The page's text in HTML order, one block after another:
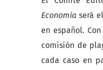
Economía será
en español.
comisión de
cada caso en